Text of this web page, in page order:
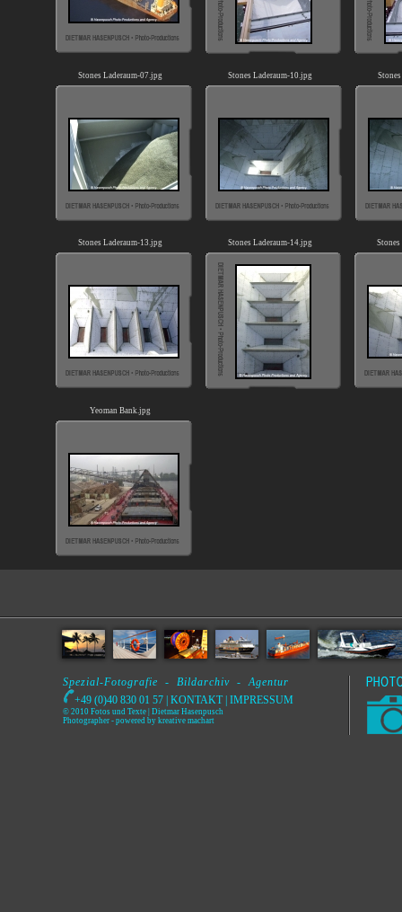
Stones Laderaum-07.jpg Stones Laderaum-10.jpg
Stones Laderaum-13.jpg Stones Laderaum-14.jpg
Yeoman Bank.jpg
Spezial-Fotografie - Bildarchiv - Agentur
+49 (0)40 830 01 57 | KONTAKT| IMPRESSUM
© 2010 Fotos und Texte | Dietmar Hasenpusch
Photographer - powered by kreative machart